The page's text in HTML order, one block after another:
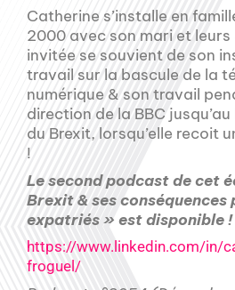
Catherine s’installe en
2000 avec son mari et
invitée se souvient de son
travail sur la bascule de la
numérique & son travail
direction de la BBC
du Brexit, lorsqu’elle recoit
!
Le second podcast de cet
Brexit & ses conséquences
expatriés » est disponible !
https://www.linkedin.com/in/
froguel/